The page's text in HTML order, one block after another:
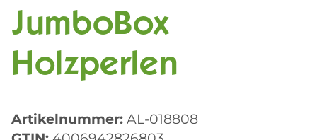
JumboBox
Holzperlen
Artikelnummer: AL-018808